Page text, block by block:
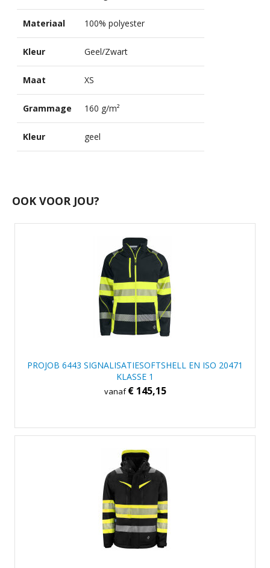
Materiaal 100% polyester
Kleur Geel/Zwart
Maat XS
Grammage 160 g/m²
Kleur geel
OOK VOOR JOU?
PROJOB 6443 SIGNALISATIESOFTSHELL EN ISO 20471
KLASSE 1
vanaf€ 145,15